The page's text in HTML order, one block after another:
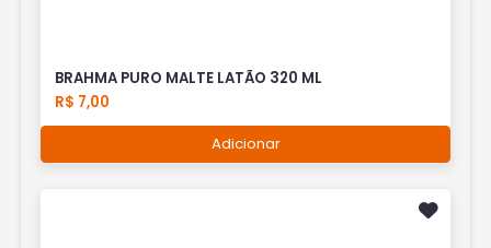
BRAHMA PURO MALTE LATÃO 320 ML
R$ 7,00
Adicionar